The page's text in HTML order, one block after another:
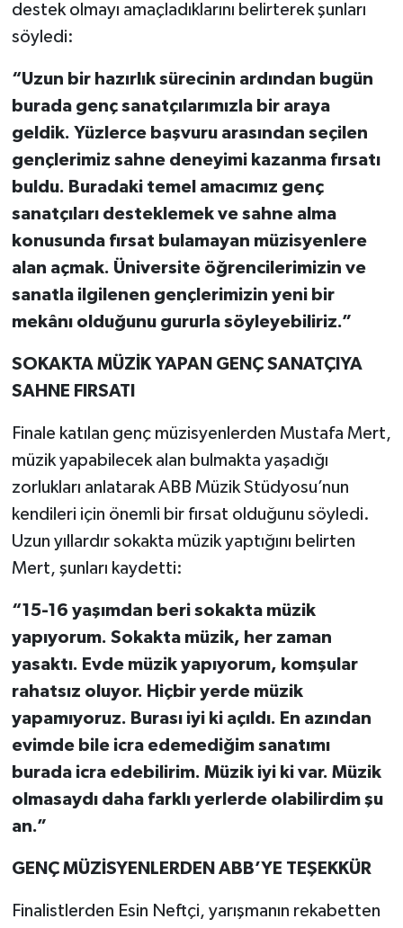
destek olmayı amaçladıklarını belirterek şunları
söyledi:
“Uzun bir hazırlık sürecinin ardından bugün
burada genç sanatçılarımızla bir araya
geldik. Yüzlerce başvuru arasından seçilen
gençlerimiz sahne deneyimi kazanma fırsatı
buldu. Buradaki temel amacımız genç
sanatçıları desteklemek ve sahne alma
konusunda fırsat bulamayan müzisyenlere
alan açmak. Üniversite öğrencilerimizin ve
sanatla ilgilenen gençlerimizin yeni bir
mekânı olduğunu gururla söyleyebiliriz.”
SOKAKTA MÜZİK YAPAN GENÇ SANATÇIYA
SAHNE FIRSATI
Finale katılan genç müzisyenlerden Mustafa Mert,
müzik yapabilecek alan bulmakta yaşadığı
zorlukları anlatarak ABB Müzik Stüdyosu’nun
kendileri için önemli bir fırsat olduğunu söyledi.
Uzun yıllardır sokakta müzik yaptığını belirten
Mert, şunları kaydetti:
“15-16 yaşımdan beri sokakta müzik
yapıyorum. Sokakta müzik, her zaman
yasaktı. Evde müzik yapıyorum, komşular
rahatsız oluyor. Hiçbir yerde müzik
yapamıyoruz. Burası iyi ki açıldı. En azından
evimde bile icra edemediğim sanatımı
burada icra edebilirim. Müzik iyi ki var. Müzik
olmasaydı daha farklı yerlerde olabilirdim şu
an.”
GENÇ MÜZİSYENLERDEN ABB’YE TEŞEKKÜR
Finalistlerden Esin Neftçi, yarışmanın rekabetten